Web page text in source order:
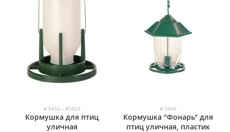
# 5452 - #5453
Кормушка для птиц
уличная
# 5456
Кормушка "Фонарь" для
птиц уличная, пластик